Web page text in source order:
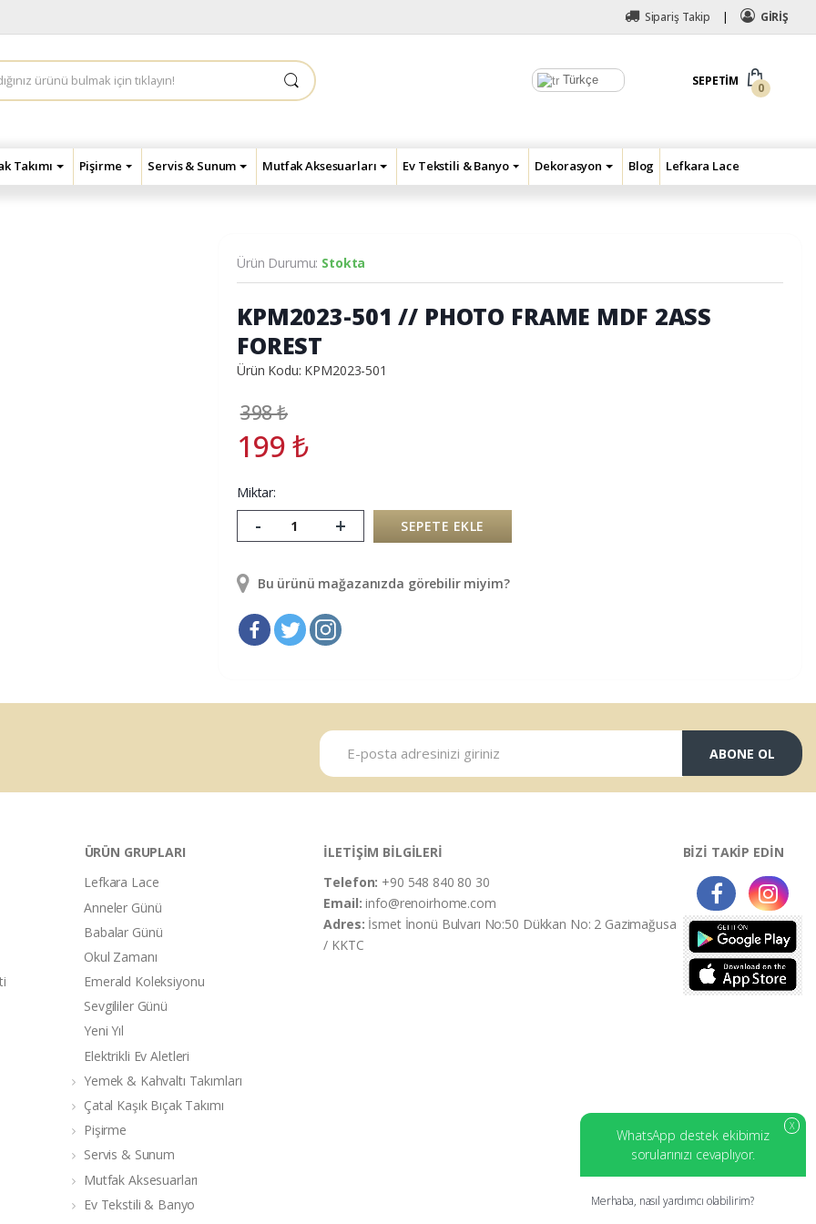
Sipariş Takip GİRİŞ
Türkçe SEPETIM
0
Takımı Pişirme Servis & Sunum Mutfak Aksesuarları Ev Tekstili & Banyo Dekorasyon Blog Lefkara Lace
Ürün Durumu: Stokta
KPM2023-501 // PHOTO FRAME MDF 2ASS
FOREST
Ürün Kodu: KPM2023-501
398₺
199₺
Miktar:
- + SEPETE EKLE
Bu ürünü mağazanızda görebilir miyim?
ABONE OL
ÜRÜN GRUPLARI
Lefkara Lace
Anneler Günü
Babalar Günü
Okul Zamanı
Emerald Koleksiyonu
Sevgililer Günü
Yeni Yıl
Elektrikli Ev Aletleri
Yemek & Kahvaltı Takımları
Çatal Kaşık Bıçak Takımı
Pişirme
Servis & Sunum
Mutfak Aksesuarları
Ev Tekstili & Banyo
İLETİŞİM BİLGİLERİ
Telefon: +90 548 840 80 30
Email:info@renoirhome.com
Adres: İsmet İnonü Bulvarı No:50 Dükkan No: 2 Gazimağusa
/ KKTC
BİZİ TAKİP EDİN
X
WhatsApp destek ekibimiz
sorularınızı cevaplıyor.
Merhaba, nasıl yardımcı olabilirim?